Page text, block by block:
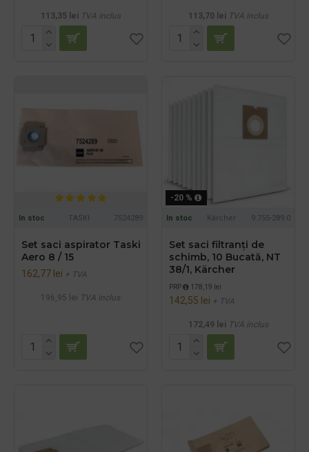
113,35 lei TVA inclus 113,70 lei TVA inclus
In stoc TASKI 7524289
Set saci aspirator Taski
Aero 8 / 15
162,77 lei + TVA
196,95 lei TVA inclus
-20 %
In stoc Kärcher 9.755-289.0
Set saci filtranți de
schimb, 10 Bucată, NT
38/1, Kärcher
PRP 178,19 lei
142,55 lei + TVA
172,49 lei TVA inclus